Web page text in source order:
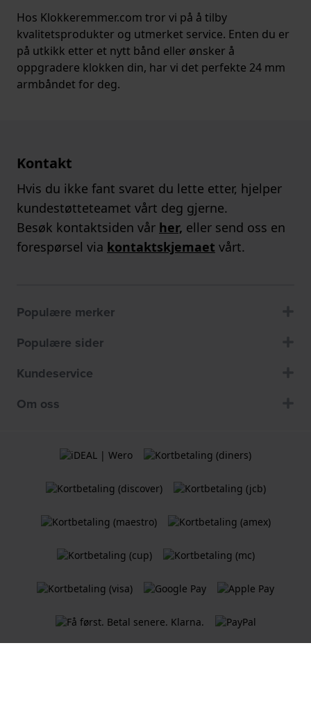
Hos Klokkeremmer.com tror vi på å tilby
kvalitetsprodukter og utmerket service. Enten du er
på utkikk etter et nytt bånd eller ønsker å
oppgradere klokken din, har vi det perfekte 24 mm
armbåndet for deg.
Kontakt
Hvis du ikke fant svaret du lette etter, hjelper
kundestøtteteamet vårt deg gjerne.
Besøk kontaktsiden vår her, eller send oss en
forespørsel via kontaktskjemaet vårt.
Populære merker
Populære sider
Kundeservice
Om oss